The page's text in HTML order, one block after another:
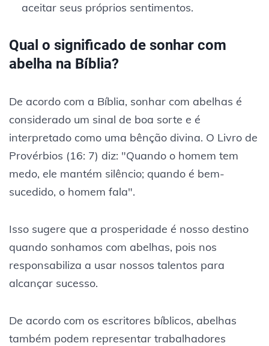
aceitar seus próprios sentimentos.
Qual o significado de sonhar com
abelha na Bíblia?
De acordo com a Bíblia, sonhar com abelhas é
considerado um sinal de boa sorte e é
interpretado como uma bênção divina. O Livro de
Provérbios (16: 7) diz: "Quando o homem tem
medo, ele mantém silêncio; quando é bem-
sucedido, o homem fala".
Isso sugere que a prosperidade é nosso destino
quando sonhamos com abelhas, pois nos
responsabiliza a usar nossos talentos para
alcançar sucesso.
De acordo com os escritores bíblicos, abelhas
também podem representar trabalhadores